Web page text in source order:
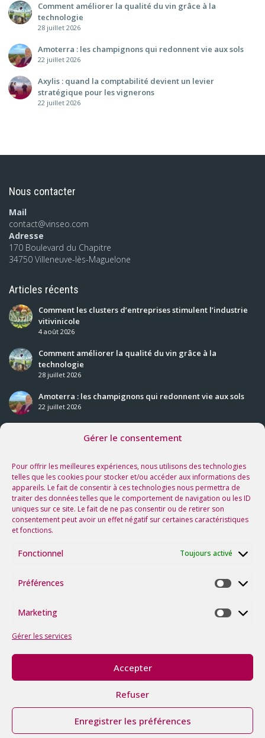
Gérer le consentement
Pour offrir les meilleures expériences, nous utilisons des technologies
telles que les cookies pour stocker et/ou accéder aux informations des
appareils. Le fait de consentir à ces technologies nous permettra de
traiter des données telles que le comportement de navigation ou les ID
uniques sur ce site. Le fait de ne pas consentir ou de retirer son
consentement peut avoir un effet négatif sur certaines caractéristiques
et fonctions.
Fonctionnel Toujours activé
Préférences
Marketing
Gérer les services
Accepter
Refuser
Enregistrer les préférences
Comment améliorer la qualité du vin grâce à la
technologie
28 juillet 2026
Amoterra : les champignons qui redonnent vie aux sols
22 juillet 2026
Axylis : quand la comptabilité devient un levier
stratégique pour les vignerons
22 juillet 2026
Nous contacter
Mail
contact@vinseo.com
Adresse
170 Boulevard du Chapitre
34750 Villeneuve-lès-Maguelone
Articles récents
Comment les clusters d’entreprises stimulent l’industrie
vitivinicole
4 août 2026
Comment améliorer la qualité du vin grâce à la
technologie
28 juillet 2026
Amoterra : les champignons qui redonnent vie aux sols
22 juillet 2026
Nos prochaines rencontres
Voir tous les événements
Suivez-nous sur les réseaux !
tous
réservés.
with ♥
itk| |
Politique
de
Cookies
Avec le soutien de la